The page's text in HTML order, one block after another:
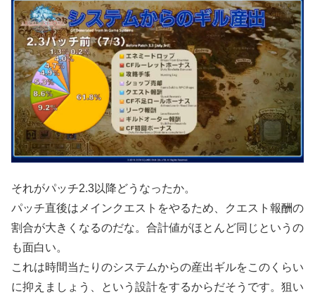
それがパッチ2.3以降どうなったか。
パッチ直後はメインクエストをやるため、クエスト報酬の
割合が大きくなるのだな。合計値がほとんど同じというの
も面白い。
これは時間当たりのシステムからの産出ギルをこのくらい
に抑えましょう、という設計をするからだそうです。狙い